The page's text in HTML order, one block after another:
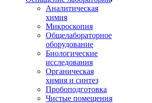
Аналитическая
химия
Микроскопия
Общелабораторное
оборудование
Биологические
исследования
Органическая
химия и синтез
Пробоподготовка
Чистые помещения